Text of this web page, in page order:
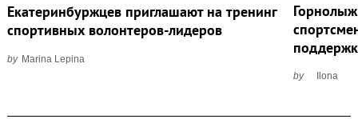
Екатеринбуржцев приглашают на тренинг
спортивных волонтеров-лидеров
by Marina Lepina
by Ilona